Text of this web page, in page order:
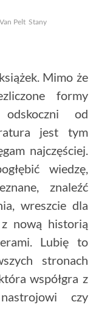
Pelt Stany
Mimo że
formy
od
jest tym
najczęściej.
wiedzę,
znaleźć
wreszcie dla
nową historią
Lubię to
stronach
współgra z
czy